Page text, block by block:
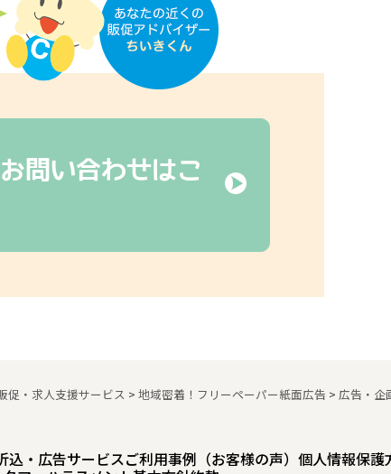
問い合わせはこ
促・求人支援サービス >地域密着！フリーペーパー紙面広告 >広告・企
込・広告サービスご利用事例（お客様の声） 個人情報保護